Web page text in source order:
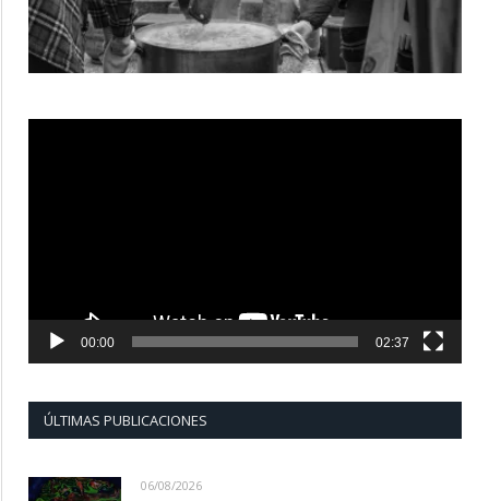
00:00 02:37
ÚLTIMAS PUBLICACIONES
06/08/2026